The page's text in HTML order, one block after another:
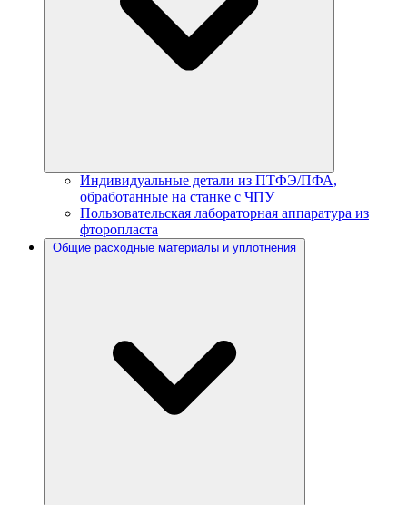
Индивидуальные детали из ПТФЭ/ПФА,
обработанные на станке с ЧПУ
Пользовательская лабораторная аппаратура из
фторопласта
Общие расходные материалы и уплотнения